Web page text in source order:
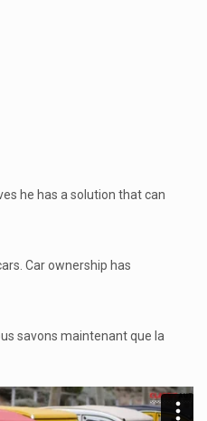
he has a solution that can
Car ownership has
savons maintenant que la